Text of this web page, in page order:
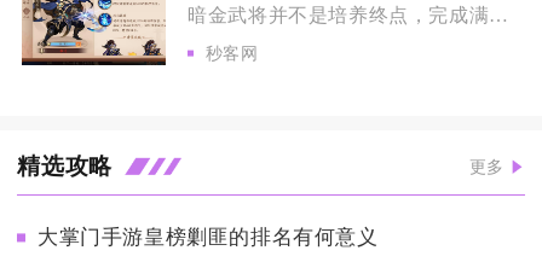
暗金武将并不是培养终点，完成满星养成之后可以开启化金进阶，突...
秒客网
精选攻略 更多
大掌门手游皇榜剿匪的排名有何意义